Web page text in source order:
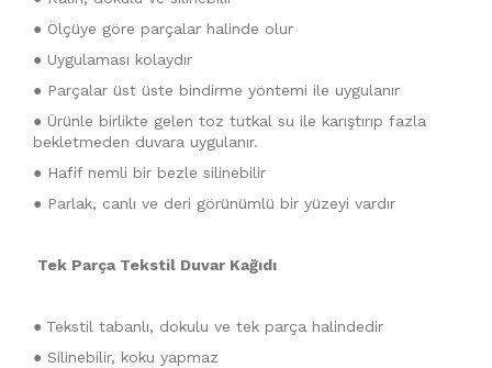
● Ölçüye göre parçalar halinde olur
● Uygulaması kolaydır
● Parçalar üst üste bindirme yöntemi ile uygulanır
● Ürünle birlikte gelen toz tutkal su ile karıştırıp fazla
bekletmeden duvara uygulanır.
● Hafif nemli bir bezle silinebilir
● Parlak, canlı ve deri görünümlü bir yüzeyi vardır
Tek Parça Tekstil Duvar Kağıdı
● Tekstil tabanlı, dokulu ve tek parça halindedir
● Silinebilir, koku yapmaz